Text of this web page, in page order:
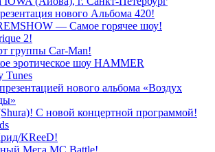
нового Альбома 420!
— Самое горячее шоу!
2!
группы Car-Man!
эротическое шоу HAMMER
Tunes
нового альбома «Воздух
С новой концертной программой!
KReeD!
Мега МС Battle!